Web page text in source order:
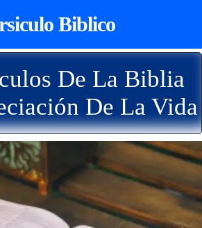
Biblico
De La Biblia
De La Vida